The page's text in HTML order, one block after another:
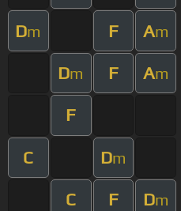
Dm F Am
Dm F Am
F
C Dm
C F Dm